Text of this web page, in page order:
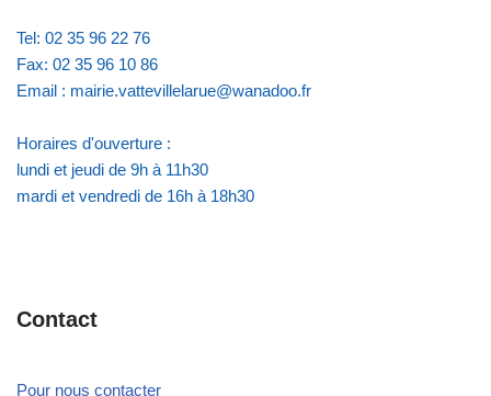
Tel: 02 35 96 22 76
Fax: 02 35 96 10 86
Email : mairie.vattevillelarue@wanadoo.fr
Horaires d'ouverture :
lundi et jeudi de 9h à 11h30
mardi et vendredi de 16h à 18h30
Contact
Pour nous contacter